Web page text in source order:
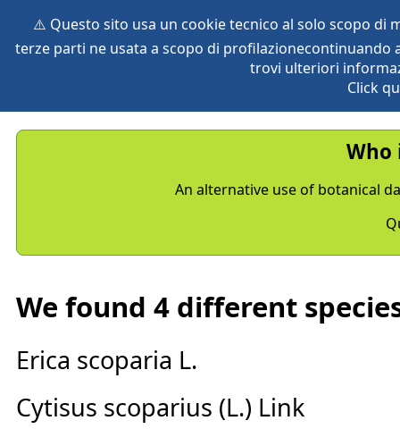
⚠️ Questo sito usa un cookie tecnico al solo scopo di
terze parti ne usata a scopo di
trovi ulteriori
Click
vegetation global db
Who
An alternative use of botanical
We found 4 different
Erica scoparia L.
Cytisus scoparius (L.) Link